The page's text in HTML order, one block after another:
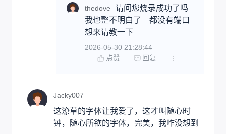
thedove
请问您烧录成功了吗
我也整不明白了    都没有端口
想来请教一下
2026-05-30 21:28:44
点赞
回复
Jacky007
这潦草的字体让我爱了，这才叫随心时
钟，随心所欲的字体，完美，我咋没想到